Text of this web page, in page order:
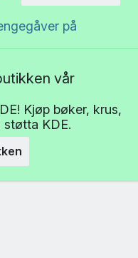
på
vår
Kjøp bøker, krus,
KDE.